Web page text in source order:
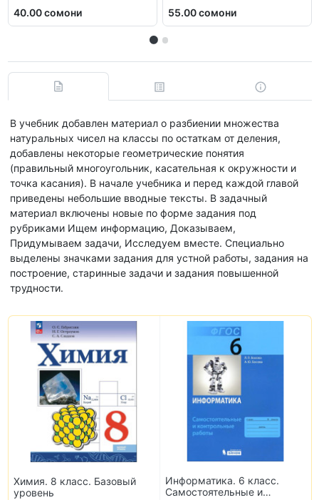
40.00 сомони
55.00 сомони
В учебник добавлен материал о разбиении множества
натуральных чисел на классы по остаткам от деления,
добавлены некоторые геометрические понятия
(правильный многоугольник, касательная к окружности и
точка касания). В начале учебника и перед каждой главой
приведены небольшие вводные тексты. В задачный
материал включены новые по форме задания под
рубриками Ищем информацию, Доказываем,
Придумываем задачи, Исследуем вместе. Специально
выделены значками задания для устной работы, задания на
построение, старинные задачи и задания повышенной
трудности.
Химия. 8 класс. Базовый
уровень
Информатика. 6 класс.
Самостоятельные и